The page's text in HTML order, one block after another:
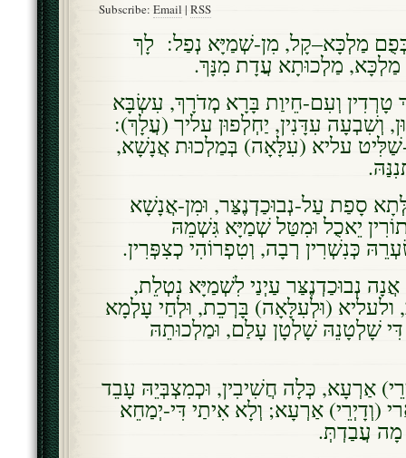
Subscribe: Email | RSS
מַלְכָּא–קָל, מִן-שְׁמַיָּא נְפַל: לָךְ
מַלְכָּא, מַלְכוּתָא עֲדָת מִנָּךְ.
טָרְדִין וְעִם-חֵיוַת בָּרָא מְדֹרָךְ, עִשְׂבָּא
וְשִׁבְעָה עִדָּנִין, יַחְלְפוּן עליך (עֲלָךְ):
שַׁלִּיט עליא (עִלָּאָה) בְּמַלְכוּת אֲנָשָׁא,
סָפַת עַל-נְבוּכַדְנֶצַּר, וּמִן-אֲנָשָׁא
יֵאכֻל וּמִטַּל שְׁמַיָּא גִּשְׁמֵהּ
כְּנִשְׁרִין רְבָה, וְטִפְרוֹהִי כְצִפְּרִין.
נְבוּכַדְנֶצַּר עַיְנַי לִשְׁמַיָּא נִטְלֵת,
ולעליא (וּלְעִלָּאָה) בָּרְכֵת, וּלְחַי עָלְמָא
שָׁלְטָנֵהּ שָׁלְטָן עָלַם, וּמַלְכוּתֵהּ
אַרְעָא, כְּלָה חֲשִׁיבִין, וּכְמִצְבְּיֵהּ עָבֵד
(וְדָיְרֵי) אַרְעָא; וְלָא אִיתַי דִּי-יְמַחֵא
מָה עֲבַדְתְּ.